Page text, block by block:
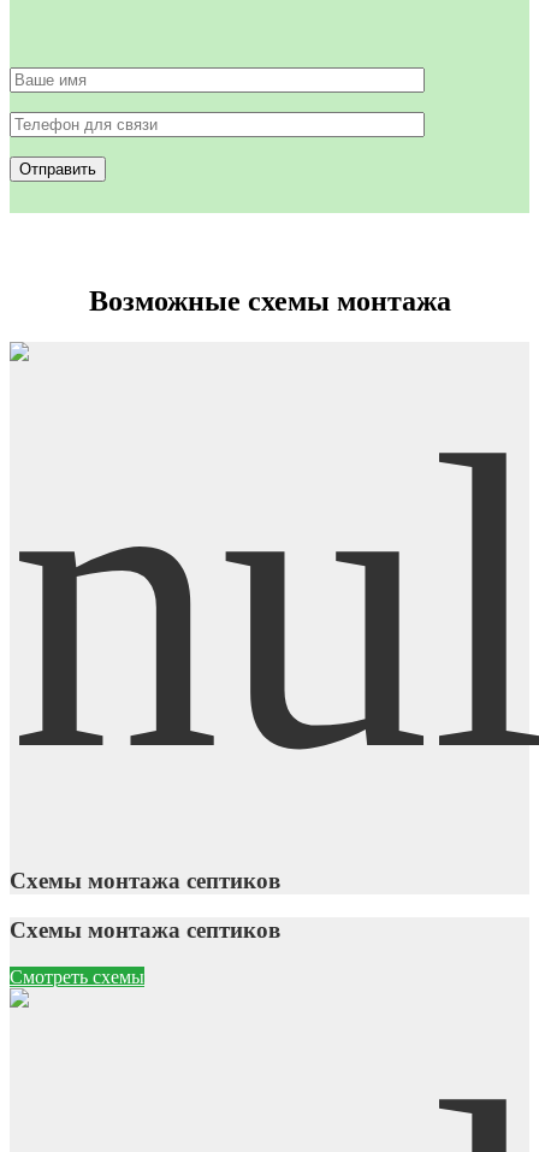
Возможные схемы монтажа
Схемы монтажа септиков
Схемы монтажа септиков
Смотреть схемы